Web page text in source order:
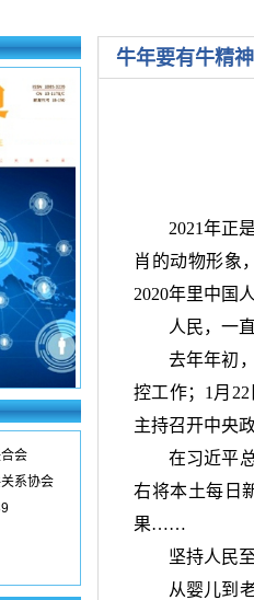
会
系协会
牛年要有牛精
2021年正
肖的动物形象
2020年里中国
人民，一
去年年初
控工作； 1 月 22
主持召开中央
在习近平
右将本土每日
果……
坚持人民
从婴儿到